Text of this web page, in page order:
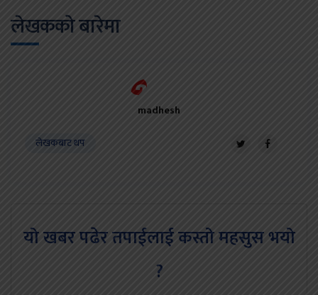
लेखकको बारेमा
madhesh
लेखकबाट थप
यो खबर पढेर तपाईलाई कस्तो महसुस भयो
?